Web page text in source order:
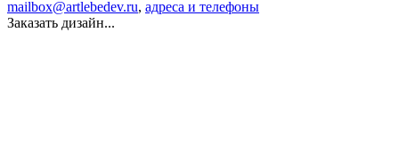
mailbox@artlebedev.ru, адреса и телефоны
Заказать дизайн...